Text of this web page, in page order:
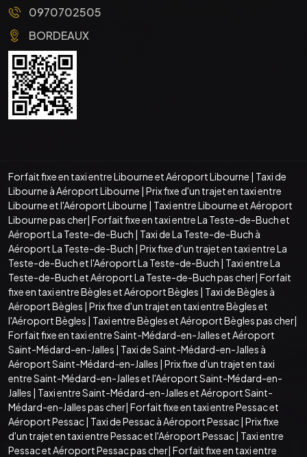
0970702505
BORDEAUX
Forfait fixe en taxi entre Libourne et Aéroport Libourne | Taxi de
Libourne à Aéroport Libourne | Prix fixe d'un trajet en taxi entre
Libourne et l'Aéroport Libourne | Taxi entre Libourne et Aéroport
Libourne pas cher| Forfait fixe en taxi entre La Teste-de-Buch et
Aéroport La Teste-de-Buch | Taxi de La Teste-de-Buch à
Aéroport La Teste-de-Buch | Prix fixe d'un trajet en taxi entre La
Teste-de-Buch et l'Aéroport La Teste-de-Buch | Taxi entre La
Teste-de-Buch et Aéroport La Teste-de-Buch pas cher| Forfait
fixe en taxi entre Bègles et Aéroport Bègles | Taxi de Bègles à
Aéroport Bègles | Prix fixe d'un trajet en taxi entre Bègles et
l'Aéroport Bègles | Taxi entre Bègles et Aéroport Bègles pas cher|
Forfait fixe en taxi entre Saint-Médard-en-Jalles et Aéroport
Saint-Médard-en-Jalles | Taxi de Saint-Médard-en-Jalles à
Aéroport Saint-Médard-en-Jalles | Prix fixe d'un trajet en taxi
entre Saint-Médard-en-Jalles et l'Aéroport Saint-Médard-en-
Jalles | Taxi entre Saint-Médard-en-Jalles et Aéroport Saint-
Médard-en-Jalles pas cher| Forfait fixe en taxi entre Pessac et
Aéroport Pessac| Taxi de Pessac à Aéroport Pessac| Prix fixe
d'un trajet en taxi entre Pessac et l'Aéroport Pessac| Taxi entre
Pessac et Aéroport Pessac pas cher| Forfait fixe en taxi entre